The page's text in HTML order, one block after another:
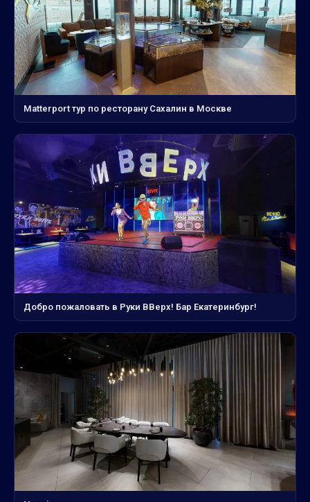
Matterport тур по ресторану Сахалин в Москве
Добро пожаловать в Руки ВВерх! Бар Екатеринбург!